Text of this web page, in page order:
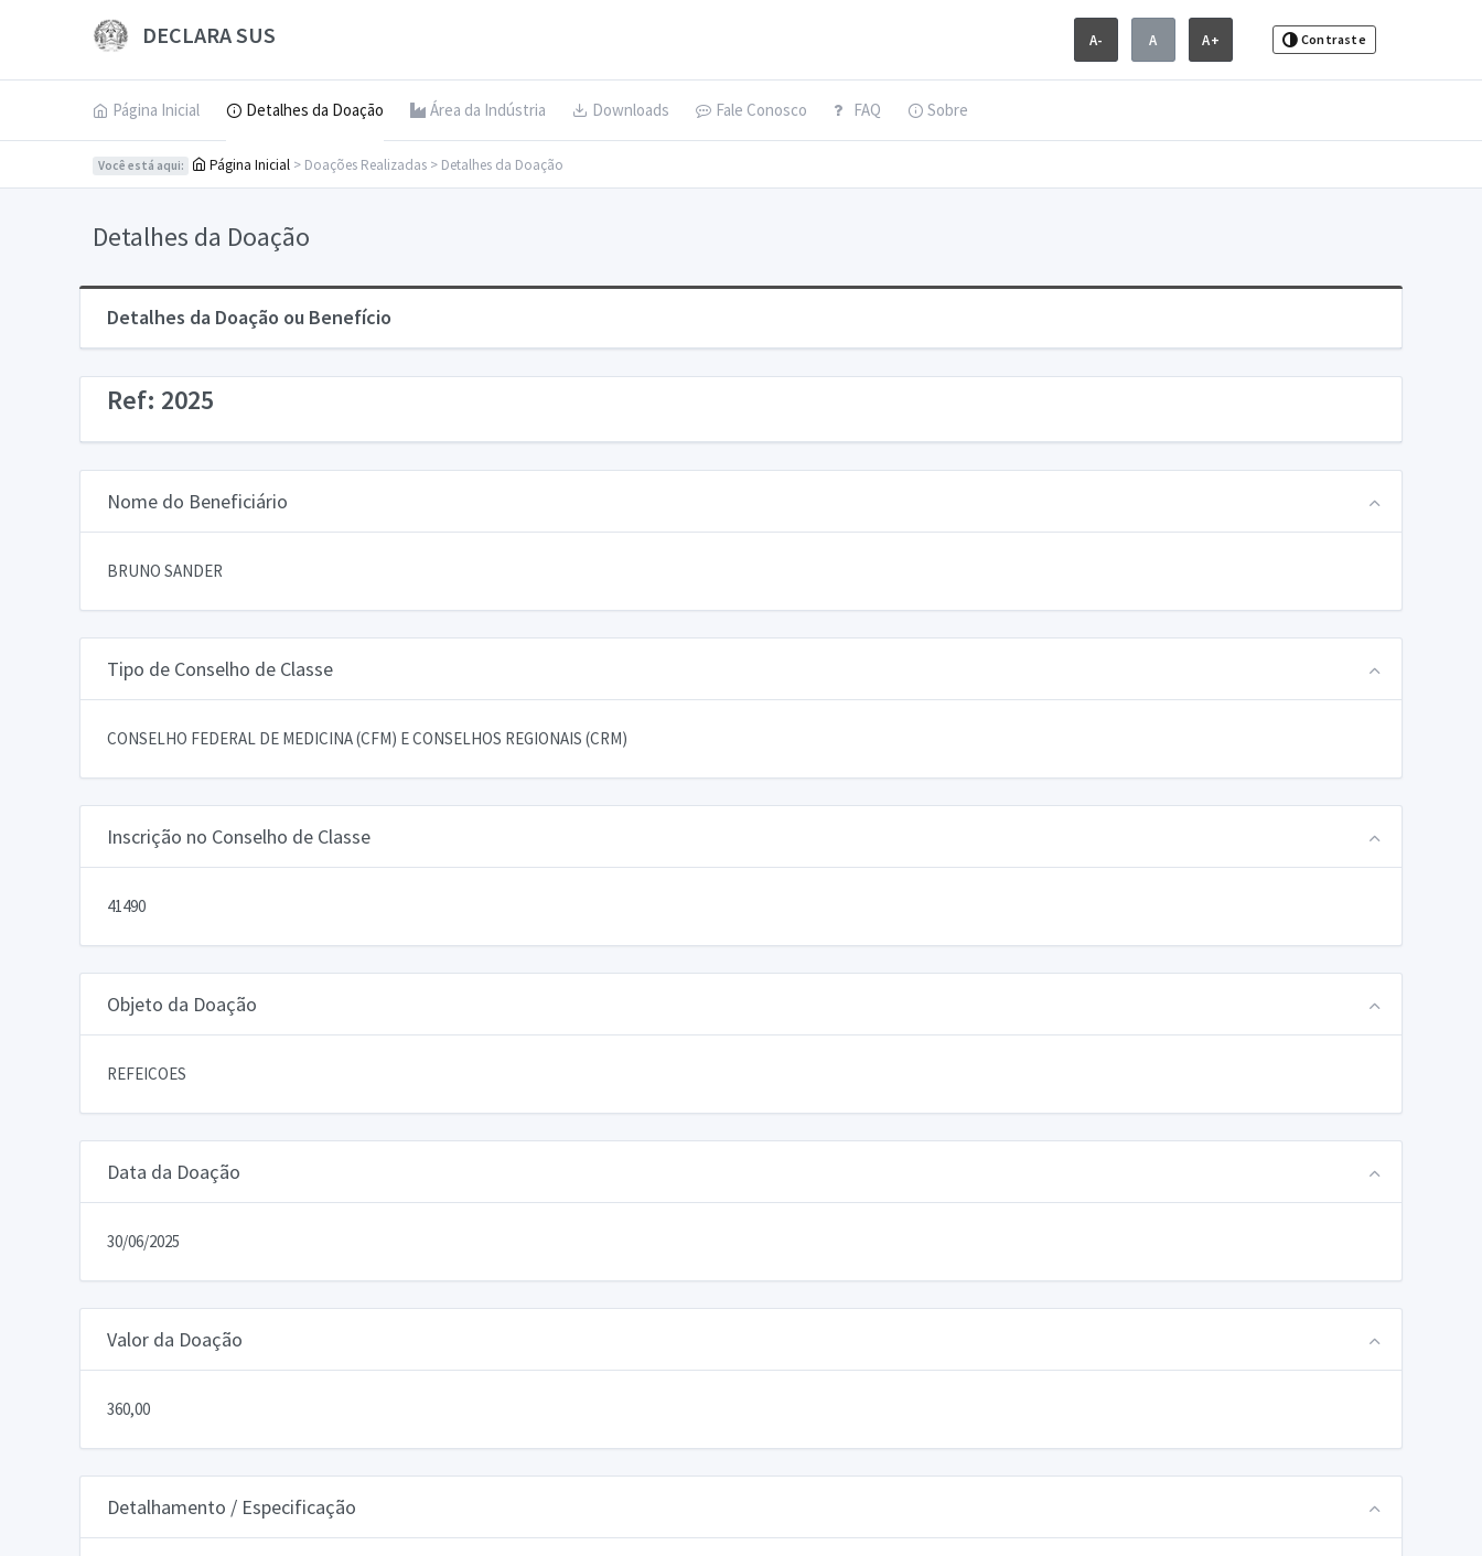
DECLARA SUS A- A A+ Contraste
Página Inicial Detalhes da Doação Área da Indústria Downloads Fale Conosco FAQ Sobre
Você está aqui: Página Inicial > Doações Realizadas > Detalhes da Doação
Detalhes da Doação
Detalhes da Doação ou Benefício
Ref: 2025
Nome do Beneficiário
BRUNO SANDER
Tipo de Conselho de Classe
CONSELHO FEDERAL DE MEDICINA (CFM) E CONSELHOS REGIONAIS (CRM)
Inscrição no Conselho de Classe
41490
Objeto da Doação
REFEICOES
Data da Doação
30/06/2025
Valor da Doação
360,00
Detalhamento / Especificação